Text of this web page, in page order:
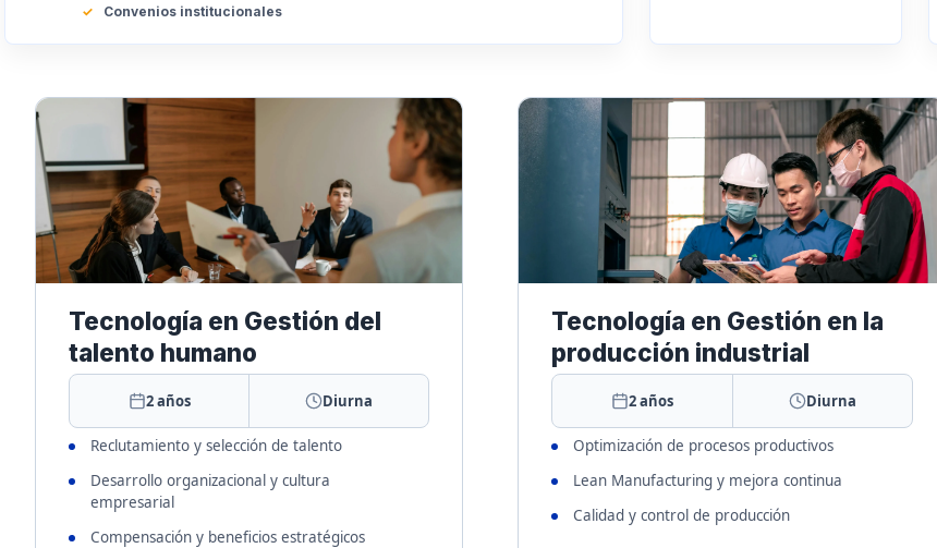
Convenios institucionales
Tecnología en Gestión del
talento humano
2 años Diurna
Reclutamiento y selección de talento
Desarrollo organizacional y cultura
empresarial
Compensación y beneficios estratégicos
Tecnología en Gestión en la
producción industrial
2 años Diurna
Optimización de procesos productivos
Lean Manufacturing y mejora continua
Calidad y control de producción